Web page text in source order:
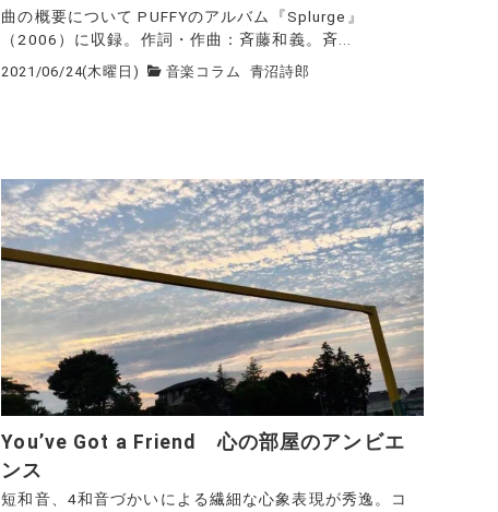
曲の概要について PUFFYのアルバム『Splurge』
（2006）に収録。作詞・作曲：斉藤和義。斉...
2021/06/24(木曜日) 音楽コラム 青沼詩郎
You’ve Got a Friend 心の部屋のアンビエ
ンス
短和音、4和音づかいによる繊細な心象表現が秀逸。コ